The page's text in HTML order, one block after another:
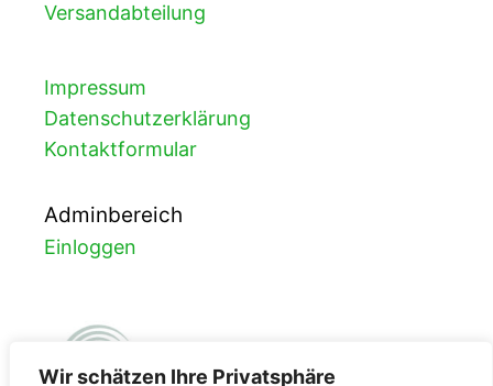
Wir schätzen Ihre Privatsphäre
Versandabteilung
Impressum
Datenschutzerklärung
Kontaktformular
Adminbereich
Einloggen